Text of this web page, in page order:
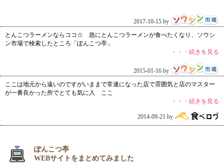
2017-10-15 by
とんこつラーメンならココ☆ 急にとんこつラーメンが食べたくなり、ソウシ
ン市場で検索したところ「ぽんこつ亭」
・・・続きを見る
2015-01-16 by
ここは地元から遠いのですがいままで常連になった店で雰囲気と店のマスター
が一番良かった所でとても気に入 ここ
・・・続きを見る
2014-09-21 by
ぽんこつ亭
WEBサイトをまとめてみました